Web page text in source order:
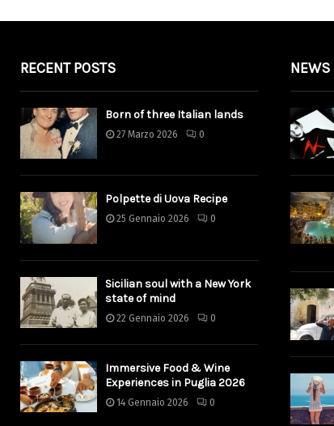
RECENT POSTS
Born of three Italian lands
27 Marzo 2026 0
Polpette di Uova Recipe
25 Gennaio 2026 0
Sicilian soul with a New York
state of mind
22 Gennaio 2026 0
Immersive Food & Wine
Experiences in Puglia 2026
14 Gennaio 2026 0
NEWS